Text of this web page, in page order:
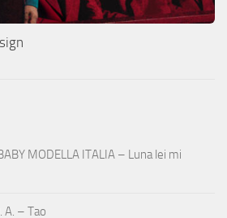
MODELLA ITALIA – Luna lei mi
A. – Tao